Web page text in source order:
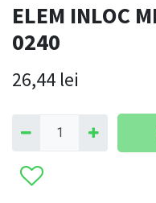
ELEM INLOC
0240
26,44 lei